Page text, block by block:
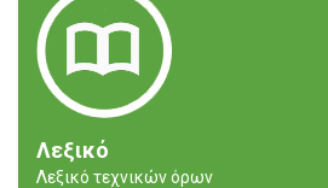
Λεξικό
Λεξικό τεχνικών όρων